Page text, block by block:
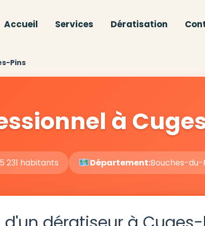
Accueil Services Dératisation
Pins
à
231 habitants Département:Bouches-du-